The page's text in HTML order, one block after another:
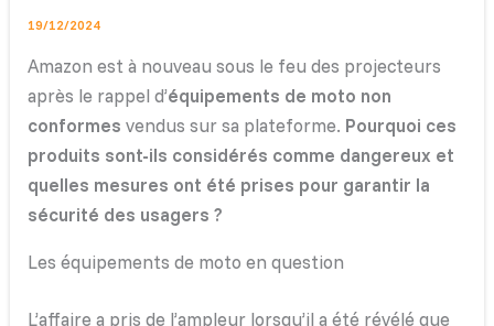
19/12/2024
Amazon est à nouveau sous le feu des projecteurs
après le rappel d’équipements de moto non
conformes vendus sur sa plateforme. Pourquoi ces
produits sont-ils considérés comme dangereux et
quelles mesures ont été prises pour garantir la
sécurité des usagers ?
Les équipements de moto en question
L’affaire a pris de l’ampleur lorsqu’il a été révélé que